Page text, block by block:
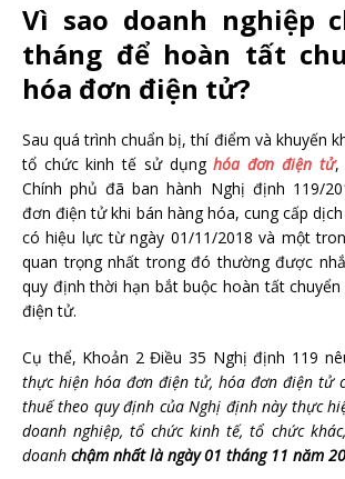
Vì sao doanh nghiệp
tháng để hoàn tất
hóa đơn điện tử?
Sau quá trình chuẩn bị, thí điểm và khuyến
tổ chức kinh tế sử dụnghóa đơn điện tử,
Chính phủ đã ban hành Nghị định 119/
đơn điện tử khi bán hàng hóa, cung cấp
có hiệu lực từ ngày 01/11/2018 và một
quan trọng nhất trong đó thường được
quy định thời hạn bắt buộc hoàn tất
điện tử.
Cụ thể, Khoản 2 Điều 35 Nghị định 119
thực hiện hóa đơn điện tử, hóa đơn điện tử
thuế theo quy định của Nghị định này thực
doanh nghiệp, tổ chức kinh tế, tổ chức
doanh chậm nhất là ngày 01 tháng 11 năm